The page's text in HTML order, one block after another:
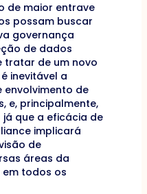
de maior entrave
possam buscar
governança
de dados
tratar de um novo
inevitável a
envolvimento de
e, principalmente,
que a eficácia de
implicará
de
áreas da
todos os